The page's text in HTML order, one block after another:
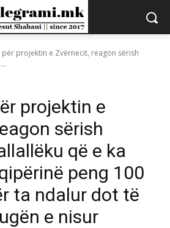
për projektin e Zvërnecit, reagon sërish
projektin e
sërish
që e ka
peng 100
ta ndalur dot të
e nisur